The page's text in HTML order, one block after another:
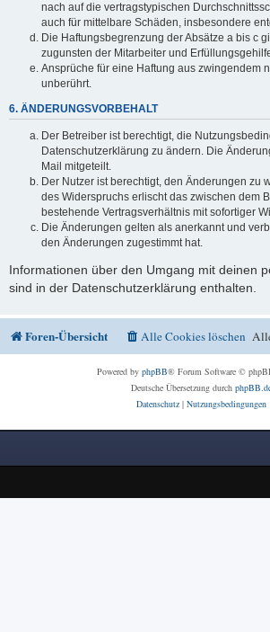
nach auf die vertragstypischen
auch für mittelbare Schäden, insbesondere
Die Haftungsbegrenzung der Absätze a bis c
zugunsten der Mitarbeiter und
Ansprüche für eine Haftung aus zwingendem
unberührt.
6. ÄNDERUNGSVORBEHALT
Der Betreiber ist berechtigt, die
Datenschutzerklärung zu ändern. Die
Mail mitgeteilt.
Der Nutzer ist berechtigt, den Änderungen zu
des Widerspruchs erlischt das zwischen dem
bestehende Vertragsverhältnis mit sofortiger
Die Änderungen gelten als anerkannt und
den Änderungen zugestimmt hat.
Informationen über den Umgang mit deinen
sind in der Datenschutzerklärung enthalten.
Foren-Übersicht Alle Cookies löschen
Powered by phpBB® Forum Software ©
Deutsche Übersetzung durch
Datenschutz| Nutzungsbedingungen